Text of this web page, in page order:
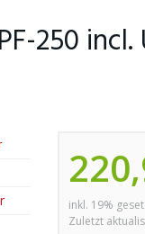
250
inkl. 19%
Zuletzt